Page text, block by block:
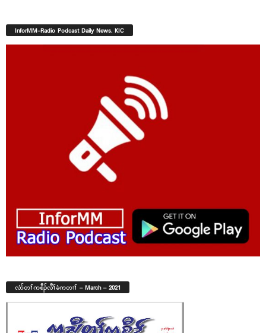
InforMM-Radio Podcast Daily News. KIC
လံာ်တၢ်ကစီၣ်လီၢ်ခံကတၢၢ် – March – 2021